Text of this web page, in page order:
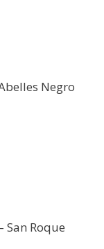
Negro
San Roque